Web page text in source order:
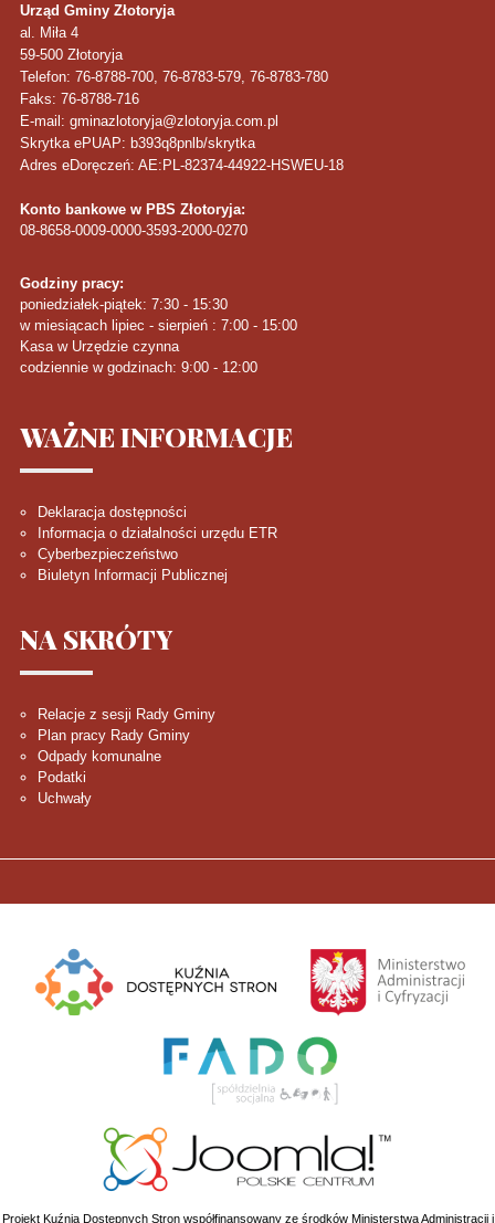
Urząd Gminy Złotoryja
al. Miła 4
59-500 Złotoryja
Telefon: 76-8788-700, 76-8783-579, 76-8783-780
Faks: 76-8788-716
E-mail: gminazlotoryja@zlotoryja.com.pl
Skrytka ePUAP: b393q8pnlb/skrytka
Adres eDoręczeń: AE:PL-82374-44922-HSWEU-18
Konto bankowe w PBS Złotoryja:
08-8658-0009-0000-3593-2000-0270
Godziny pracy:
poniedziałek-piątek: 7:30 - 15:30
w miesiącach lipiec - sierpień : 7:00 - 15:00
Kasa w Urzędzie czynna
codziennie w godzinach: 9:00 - 12:00
WAŻNEINFORMACJE
Deklaracja dostępności
Informacja o działalności urzędu ETR
Cyberbezpieczeństwo
Biuletyn Informacji Publicznej
NA SKRÓTY
Relacje z sesji Rady Gminy
Plan pracy Rady Gminy
Odpady komunalne
Podatki
Uchwały
Projekt Kuźnia Dostępnych Stron współfinansowany ze środków Ministerstwa Administracji i